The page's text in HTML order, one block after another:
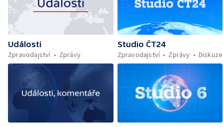
Události
Zpravodajství
Zprávy
Studio ČT24
Zpravodajství
Zprávy Diskuze